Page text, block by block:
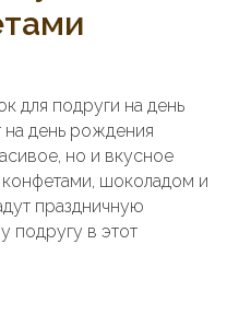
для подруги на день
на день рождения
но и вкусное
шоколадом и
праздничную
подругу в этот